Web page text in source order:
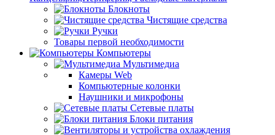
Блокноты
Чистящие средства
Ручки
Товары первой необходимости
Компьютеры
Мультимедиа
Камеры Web
Компьютерные колонки
Наушники и микрофоны
Сетевые платы
Блоки питания